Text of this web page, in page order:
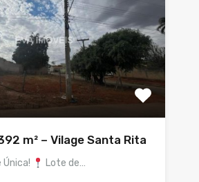
m² – Vilage Santa Rita
Lote de…